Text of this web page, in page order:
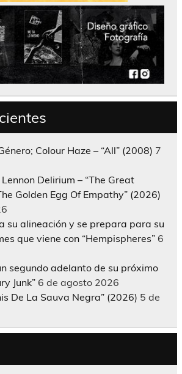
Colour Haze – “All” (2008) 7
Delirium – “The Great
Golden Egg Of Empathy” (2026)
su alineación y se prepara para su
que viene con “Hempispheres” 6
segundo adelanto de su próximo
Junk” 6 de agosto 2026
De La Sauva Negra” (2026) 5 de